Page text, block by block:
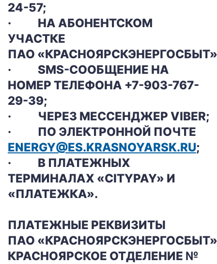
24-57;
·
НА АБОНЕНТСКОМ
УЧАСТКЕ
ПАО
·
SMS-СООБЩЕНИЕ НА
НОМЕР ТЕЛЕФОНА +7-903-767-
29-39;
·
ЧЕРЕЗ МЕССЕНДЖЕР VIBER;
·
ПО ЭЛЕКТРОННОЙ ПОЧТЕ
ENERGY@ES.KRASNOYARSK.RU;
·
В ПЛАТЕЖНЫХ
ТЕРМИНАЛАХ «CITYPAY» И
«ПЛАТЕЖКА».
ПЛАТЕЖНЫЕ РЕКВИЗИТЫ
ПАО
КРАСНОЯРСКОЕ ОТДЕЛЕНИЕ №